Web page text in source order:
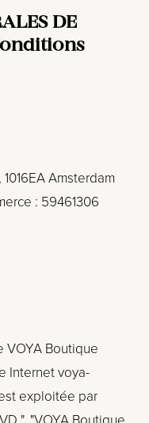
DE
Amsterdam
: 59461306
VOYA Boutique
Internet voya-
exploitée par
", "VOYA Boutique